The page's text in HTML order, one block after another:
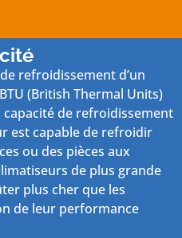
refroidissement d’un
(British Thermal Units)
capacité de refroidissement
est capable de refroidir
ou des pièces aux
de plus grande
plus cher que les
de leur performance